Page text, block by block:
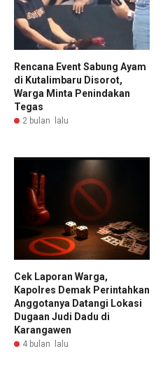
Rencana Event Sabung Ayam
di Kutalimbaru Disorot,
Warga Minta Penindakan
Tegas
2 bulan lalu
Cek Laporan Warga,
Kapolres Demak Perintahkan
Anggotanya Datangi Lokasi
Dugaan Judi Dadu di
Karangawen
4 bulan lalu